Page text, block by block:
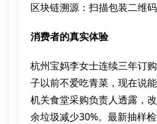
区块链溯源：扫描包装二维
消费者的真实体验
杭州宝妈李女士连续三年订
子以前不爱吃青菜，现在说
机关食堂采购负责人透露，
余垃圾减少30%。最新抽样